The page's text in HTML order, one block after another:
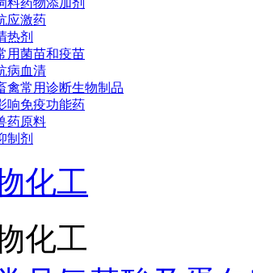
料药物添加剂
应激药
热剂
用菌苗和疫苗
病血清
禽常用诊断生物制品
响免疫功能药
药原料
制剂
化工
化工